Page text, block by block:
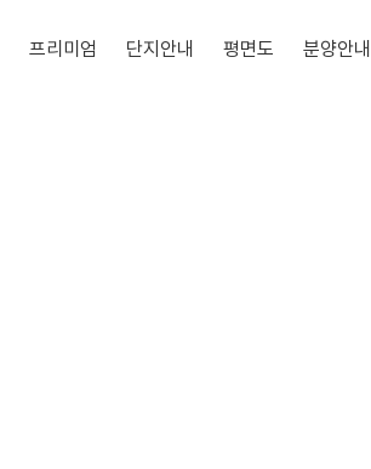
프리미엄 단지안내 평면도 분양안내